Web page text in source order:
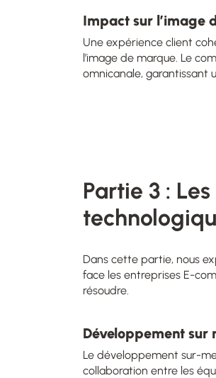
Impact sur l’image
Une expérience client
l’image de marque. Le
omnicanale, garantissant
Partie 3 :
Dans cette partie, nous
face les entreprises E-
résoudre.
Développement sur
Le développement sur-
collaboration entre les